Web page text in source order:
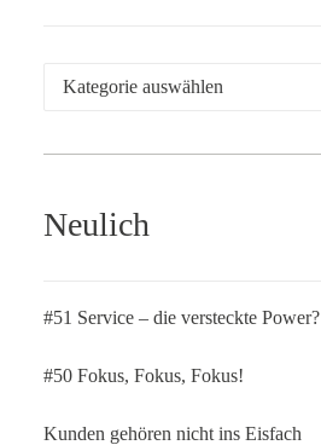
Kategorien
Neulich
#51 Service – die versteckte Power?
#50 Fokus, Fokus, Fokus!
Kunden gehören nicht ins Eisfach